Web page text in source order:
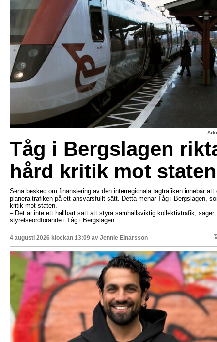
Tåg i Bergslagen
hård kritik mot staten
Sena besked om finansiering av den interregionala tågtrafiken innebär att
planera trafiken på ett ansvarsfullt sätt. Detta menar Tåg i Bergslagen,
kritik mot staten.
– Det är inte ett hållbart sätt att styra samhällsviktig kollektivtrafik, säger
styrelseordförande i Tåg i Bergslagen.
4 augusti 2026 klockan 13:09 av Jennie Einarsson